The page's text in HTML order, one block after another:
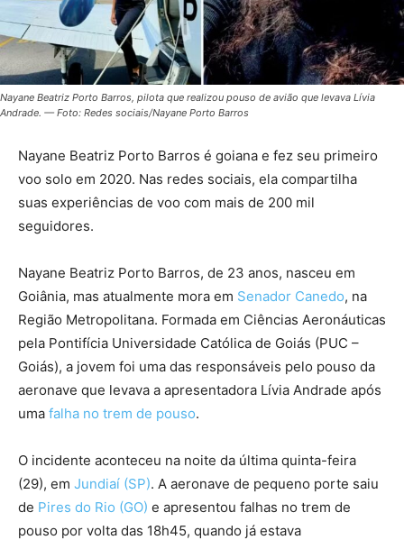
Nayane Beatriz Porto Barros, pilota que realizou pouso de avião que levava Lívia
Andrade. — Foto: Redes sociais/Nayane Porto Barros
Nayane Beatriz Porto Barros é goiana e fez seu primeiro
voo solo em 2020. Nas redes sociais, ela compartilha
suas experiências de voo com mais de 200 mil
seguidores.
Nayane Beatriz Porto Barros, de 23 anos, nasceu em
Goiânia, mas atualmente mora em Senador Canedo, na
Região Metropolitana. Formada em Ciências Aeronáuticas
pela Pontifícia Universidade Católica de Goiás (PUC –
Goiás), a jovem foi uma das responsáveis pelo pouso da
aeronave que levava a apresentadora Lívia Andrade após
uma falha no trem de pouso.
O incidente aconteceu na noite da última quinta-feira
(29), em Jundiaí (SP). A aeronave de pequeno porte saiu
de Pires do Rio (GO) e apresentou falhas no trem de
pouso por volta das 18h45, quando já estava